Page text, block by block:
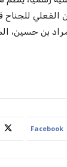
الفعلي
Facebook